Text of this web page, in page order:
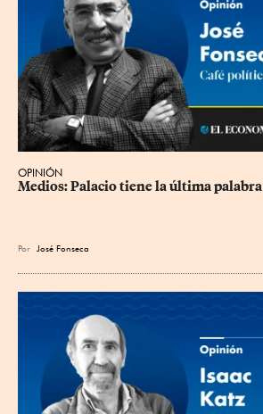
OPINIÓN
Medios: Palacio tiene la última palabra
Por José Fonseca